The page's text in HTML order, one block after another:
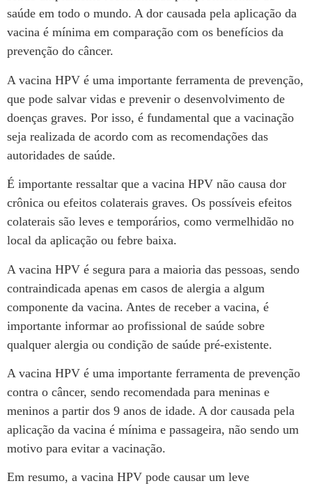
saúde em todo o mundo. A dor causada pela aplicação da
vacina é mínima em comparação com os benefícios da
prevenção do câncer.
A vacina HPV é uma importante ferramenta de prevenção,
que pode salvar vidas e prevenir o desenvolvimento de
doenças graves. Por isso, é fundamental que a vacinação
seja realizada de acordo com as recomendações das
autoridades de saúde.
É importante ressaltar que a vacina HPV não causa dor
crônica ou efeitos colaterais graves. Os possíveis efeitos
colaterais são leves e temporários, como vermelhidão no
local da aplicação ou febre baixa.
A vacina HPV é segura para a maioria das pessoas, sendo
contraindicada apenas em casos de alergia a algum
componente da vacina. Antes de receber a vacina, é
importante informar ao profissional de saúde sobre
qualquer alergia ou condição de saúde pré-existente.
A vacina HPV é uma importante ferramenta de prevenção
contra o câncer, sendo recomendada para meninas e
meninos a partir dos 9 anos de idade. A dor causada pela
aplicação da vacina é mínima e passageira, não sendo um
motivo para evitar a vacinação.
Em resumo, a vacina HPV pode causar um leve